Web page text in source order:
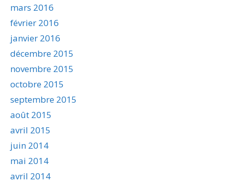
mars 2016
février 2016
janvier 2016
décembre 2015
novembre 2015
octobre 2015
septembre 2015
août 2015
avril 2015
juin 2014
mai 2014
avril 2014